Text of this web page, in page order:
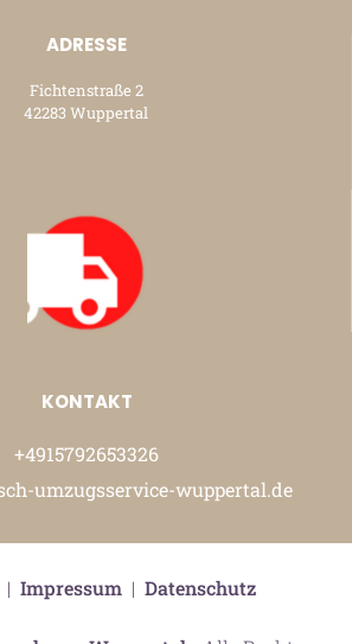
ADRESSE
Fichtenstraße 2
42283 Wuppertal
KONTAKT
+4915792653326
umzugsservice-wuppertal.de
Impressum| Datenschutz